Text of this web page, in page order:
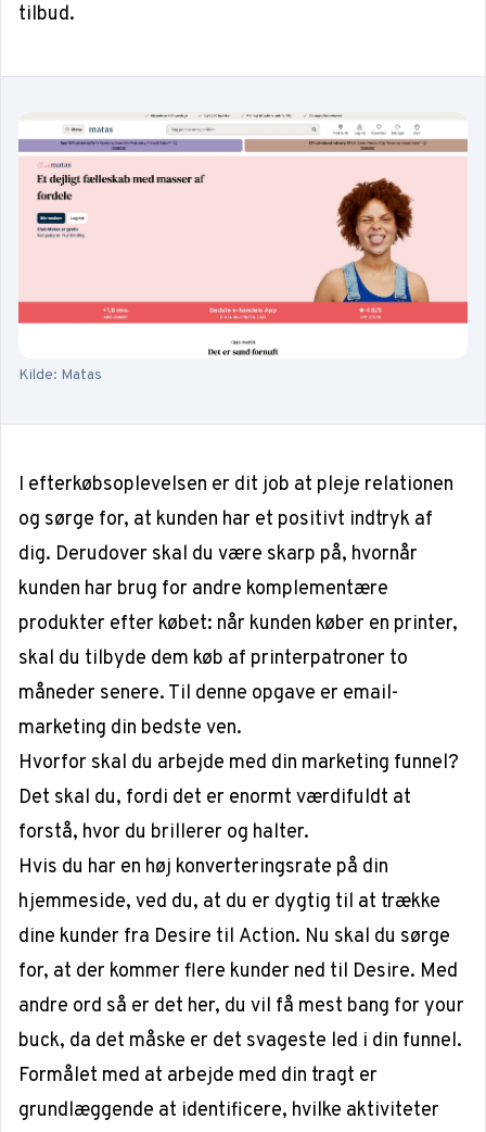
tilbud.
Kilde: Matas
I efterkøbsoplevelsen er dit job at pleje relationen
og sørge for, at kunden har et positivt indtryk af
dig. Derudover skal du være skarp på, hvornår
kunden har brug for andre komplementære
produkter efter købet: når kunden køber en printer,
skal du tilbyde dem køb af printerpatroner to
måneder senere. Til denne opgave er email-
marketing din bedste ven.
Hvorfor skal du arbejde med din marketing funnel?
Det skal du, fordi det er enormt værdifuldt at
forstå, hvor du brillerer og halter.
Hvis du har en høj konverteringsrate på din
hjemmeside, ved du, at du er dygtig til at trække
dine kunder fra Desire til Action. Nu skal du sørge
for, at der kommer flere kunder ned til Desire. Med
andre ord så er det her, du vil få mest bang for your
buck, da det måske er det svageste led i din funnel.
Formålet med at arbejde med din tragt er
grundlæggende at identificere, hvilke aktiviteter